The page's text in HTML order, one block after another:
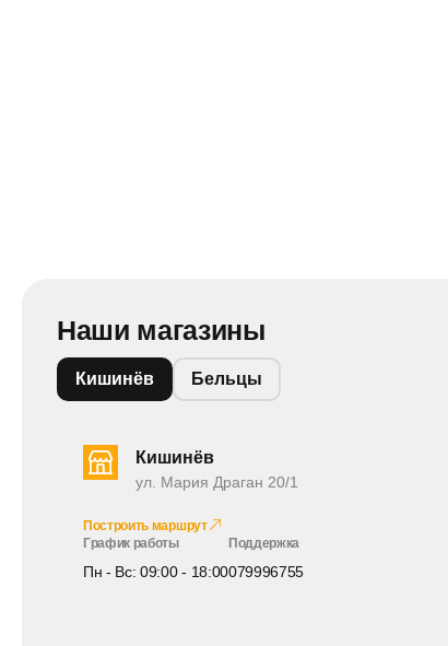
Наши магазины
Кишинёв Бельцы
Кишинёв
ул. Мария Драган 20/1
Построить маршрут
График работы
Пн - Вс: 09:00 - 18:00
Поддержка
079996755